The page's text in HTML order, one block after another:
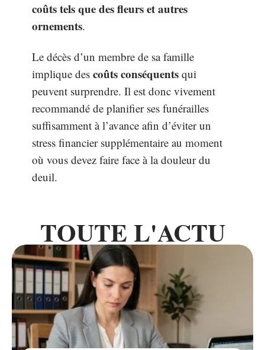
coûts tels que des fleurs et autres
ornements.
Le décès d’un membre de sa famille
implique des coûts conséquents qui
peuvent surprendre. Il est donc vivement
recommandé de planifier ses funérailles
suffisamment à l’avance afin d’éviter un
stress financier supplémentaire au moment
où vous devez faire face à la douleur du
deuil.
TOUTE L'ACTU